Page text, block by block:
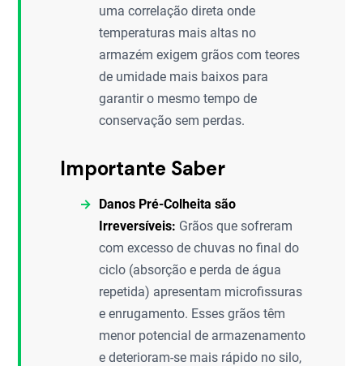
uma correlação direta onde
temperaturas mais altas no
armazém exigem grãos com teores
de umidade mais baixos para
garantir o mesmo tempo de
conservação sem perdas.
Importante Saber
Danos Pré-Colheita são
Irreversíveis: Grãos que sofreram
com excesso de chuvas no final do
ciclo (absorção e perda de água
repetida) apresentam microfissuras
e enrugamento. Esses grãos têm
menor potencial de armazenamento
e deterioram-se mais rápido no silo,